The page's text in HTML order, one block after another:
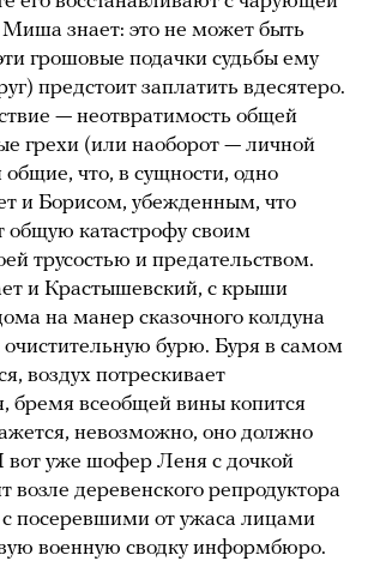
знает: это не может быть
грошовые подачки судьбы ему
предстоит заплатить вдесятеро.
— неотвратимость общей
грехи (или наоборот — личной
общие, что, в сущности, одно
и Борисом, убежденным, что
общую катастрофу своим
трусостью и предательством.
и Крастышевский, с крыши
на манер сказочного колдуна
бурю. Буря в самом
воздух потрескивает
бремя всеобщей вины копится
невозможно, оно должно
вот уже шофер Леня с дочкой
возле деревенского репродуктора
посеревшими от ужаса лицами
военную сводку информбюро.